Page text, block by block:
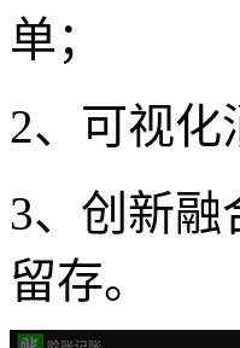
单；
2、可视化
3、创新融
留存。